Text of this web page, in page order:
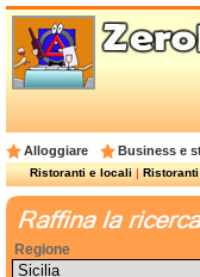
Alloggiare Business e
Ristoranti e locali|
Regione